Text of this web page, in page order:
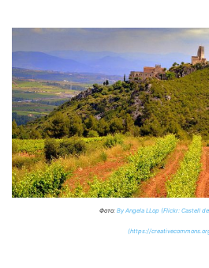
Фото: By Angela LLop (Flickr: Castell
(https://